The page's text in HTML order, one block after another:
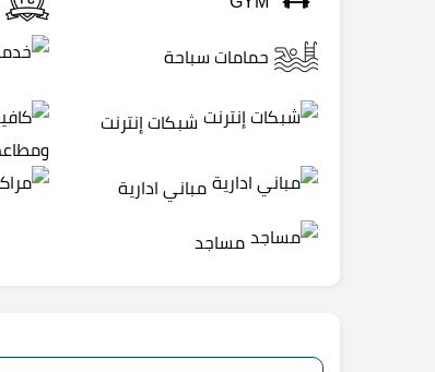
حمامات سباحة
شبكات إنترنت
مباني ادارية
مساجد